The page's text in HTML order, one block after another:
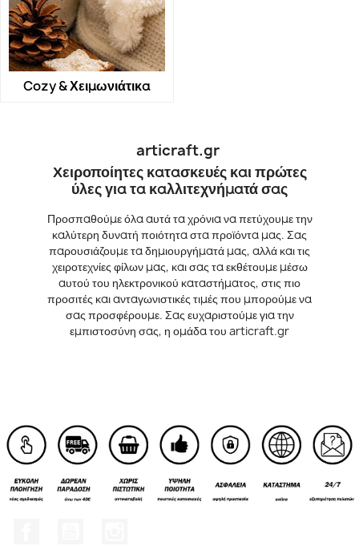
Cozy & Χειμωνιάτικα
articraft.gr
Χειροποίητες κατασκευές και πρώτες
ύλες για τα καλλιτεχνήματά σας
Προσπαθούμε όλα αυτά τα χρόνια να πετύχουμε την
καλύτερη δυνατή ποιότητα στα προϊόντα μας. Σας
παρουσιάζουμε τα δημιουργήματά μας, αλλά και τις
χειροτεχνίες φίλων μας, και σας τα εκθέτουμε μέσω
αυτού του ηλεκτρονικού καταστήματος, στις πιο
προσιτές και ανταγωνιστικές τιμές που μπορούμε να
σας προσφέρουμε. Σας ευχαριστούμε για την
εμπιστοσύνη σας, η ομάδα του articraft.gr